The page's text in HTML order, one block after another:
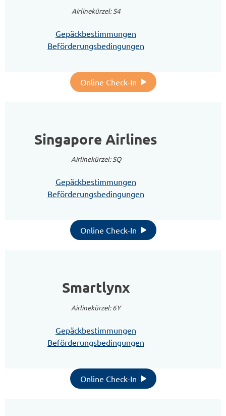
Airlinekürzel: S4
Gepäckbestimmungen
Beförderungsbedingungen
Online Check-In
Singapore Airlines
Airlinekürzel: SQ
Gepäckbestimmungen
Beförderungsbedingungen
Online Check-In
Smartlynx
Airlinekürzel: 6Y
Gepäckbestimmungen
Beförderungsbedingungen
Online Check-In